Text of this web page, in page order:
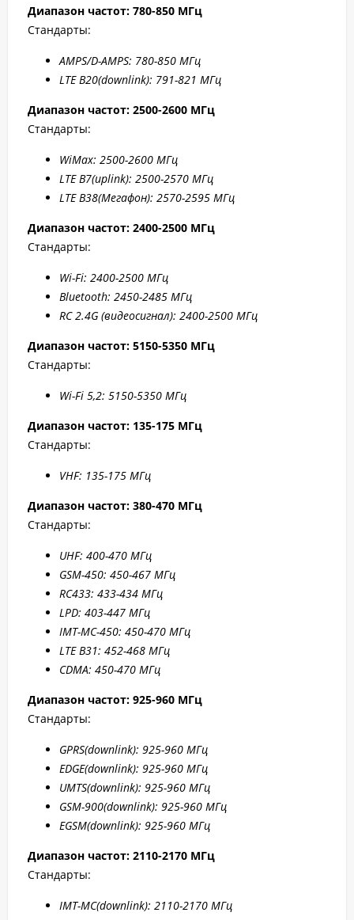
Диапазон частот: 780-850 МГц
Стандарты:
AMPS/D-AMPS: 780-850 МГц
LTE B20(downlink): 791-821 МГц
Диапазон частот: 2500-2600 МГц
Стандарты:
WiMax: 2500-2600 МГц
LTE B7(uplink): 2500-2570 МГц
LTE B38(Мегафон): 2570-2595 МГц
Диапазон частот: 2400-2500 МГц
Стандарты:
Wi-Fi: 2400-2500 МГц
Bluetooth: 2450-2485 МГц
RC 2.4G (видеосигнал): 2400-2500 МГц
Диапазон частот: 5150-5350 МГц
Стандарты:
Wi-Fi 5,2: 5150-5350 МГц
Диапазон частот: 135-175 МГц
Стандарты:
VHF: 135-175 МГц
Диапазон частот: 380-470 МГц
Стандарты:
UHF: 400-470 МГц
GSM-450: 450-467 МГц
RC433: 433-434 МГц
LPD: 403-447 МГц
IMT-MC-450: 450-470 МГц
LTE B31: 452-468 МГц
CDMA: 450-470 МГц
Диапазон частот: 925-960 МГц
Стандарты:
GPRS(downlink): 925-960 МГц
EDGE(downlink): 925-960 МГц
UMTS(downlink): 925-960 МГц
GSM-900(downlink): 925-960 МГц
EGSM(downlink): 925-960 МГц
Диапазон частот: 2110-2170 МГц
Стандарты:
IMT-MC(downlink): 2110-2170 МГц